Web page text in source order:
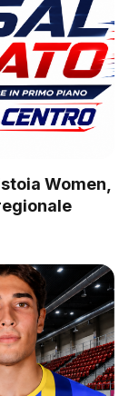
Women,